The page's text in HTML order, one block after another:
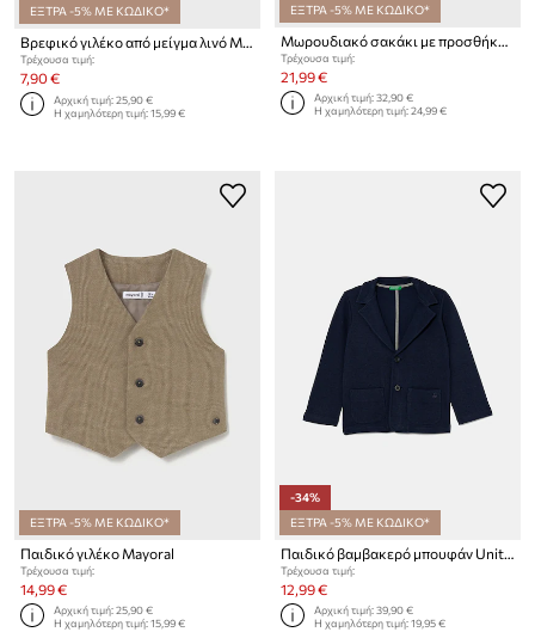
ΕΞΤΡΑ -5% ΜΕ ΚΩΔΙΚΟ*
Βρεφικό γιλέκο από μείγμα λινό Mayoral
Τρέχουσα τιμή:
7,90 €
Αρχική τιμή:25,90 €
Η χαμηλότερη τιμή:15,99 €
ΕΞΤΡΑ -5% ΜΕ ΚΩΔΙΚΟ*
Μωρουδιακό σακάκι με προσθήκη βαμβακιού Mayoral Newborn
Τρέχουσα τιμή:
21,99 €
Αρχική τιμή:32,90 €
Η χαμηλότερη τιμή:24,99 €
ΕΞΤΡΑ -5% ΜΕ ΚΩΔΙΚΟ*
Παιδικό γιλέκο Mayoral
Τρέχουσα τιμή:
14,99 €
Αρχική τιμή:25,90 €
Η χαμηλότερη τιμή:15,99 €
-34%
ΕΞΤΡΑ -5% ΜΕ ΚΩΔΙΚΟ*
Παιδικό βαμβακερό μπουφάν United Colors of Benetton
Τρέχουσα τιμή:
12,99 €
Αρχική τιμή:39,90 €
Η χαμηλότερη τιμή:19,95 €